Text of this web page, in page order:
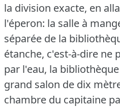
la division exacte, en
l'éperon: la salle à
séparée de la
étanche, c'est-à-dire ne
par l'eau, la
grand salon de dix
chambre du capitaine